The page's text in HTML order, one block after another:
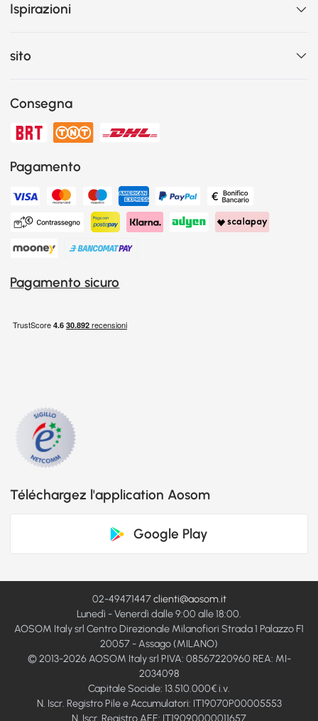
Ispirazioni
sito
Consegna
Pagamento
Pagamento sicuro
Téléchargez l'application Aosom
Google Play
02-49471447clienti@aosom.it
Lunedì - Venerdì dalle 9:00 alle 18:00.
AOSOM Italy srl Centro Direzionale Milanofiori Strada 1 Palazzo F1
20057 - Assago (MILANO)
© 2013-2026 AOSOM Italy srl PIVA: 08567220960 REA: MI-
2034098
Capitale Sociale: 13.510.000€ i.v.
N. Iscr. Registro Pile e Accumulatori: IT19070P00005553
N. Iscr. Registro AEE: IT19090000011657